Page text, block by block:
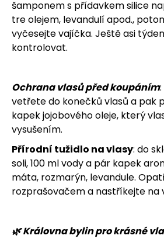
šamponem s přídavkem silice
tre olejem, levandulí apod.,
vyčesejte vajíčka. Ještě asi
kontrolovat.
Ochrana vlasů před koupáním
vetřete do konečků vlasů a pak
kapek jojobového oleje, který
vysušením.
Přírodní tužidlo na vlasy: do
soli, 100 ml vody a pár kapek
máta, rozmarýn, levandule.
rozprašovačem a nastříkejte na
🌿 Královna bylin pro krásné